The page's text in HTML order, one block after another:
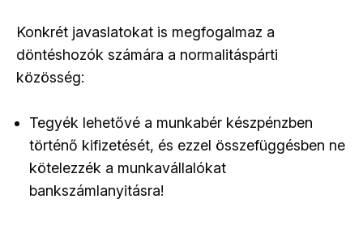
Konkrét javaslatokat is megfogalmaz a
döntéshozók számára a normalitáspárti
közösség:
Tegyék lehetővé a munkabér készpénzben
történő kifizetését, és ezzel összefüggésben ne
kötelezzék a munkavállalókat
bankszámlanyitásra!